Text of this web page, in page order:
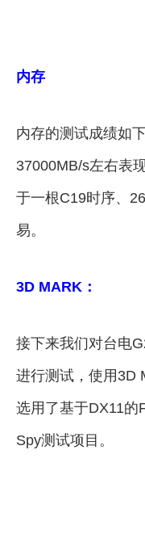
内存
内存的测试成绩如
37000MB/s左右表
于一根C19时序、
易。
3D MARK：
接下来我们对台电
进行测试，使用3D
选用了基于DX11的
Spy测试项目。